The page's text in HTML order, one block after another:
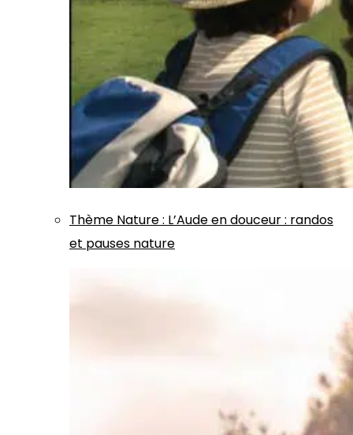
Thème Nature: L’Aude en douceur : randos
et pauses nature